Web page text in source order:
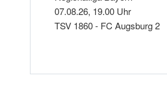
07.08.26, 19.00 Uhr
TSV 1860 - FC Augsburg 2